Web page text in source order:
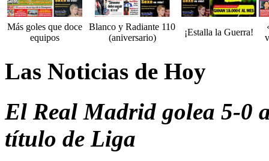
Más goles que doce
equipos
Blanco y Radiante 110
(aniversario)
¡Estalla la Guerra!
Las Noticias de Hoy
El Real Madrid golea 5-0
título de Liga